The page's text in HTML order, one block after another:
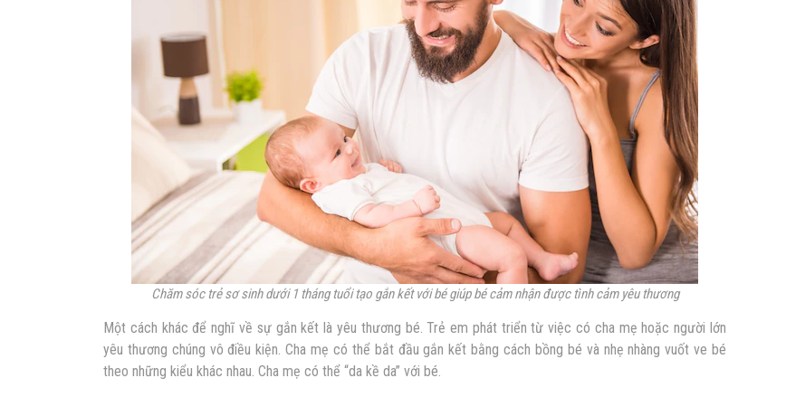
Chăm sóc trẻ sơ sinh dưới 1 tháng tuổi tạo gắn kết với bé giúp bé cảm nhận được tình cảm yêu thương
Một cách khác để nghĩ về sự gắn kết là yêu thương bé. Trẻ em phát triển từ việc có cha mẹ hoặc người lớn
yêu thương chúng vô điều kiện. Cha mẹ có thể bắt đầu gắn kết bằng cách bồng bé và nhẹ nhàng vuốt ve bé
theo những kiểu khác nhau. Cha mẹ có thể “da kề da” với bé.